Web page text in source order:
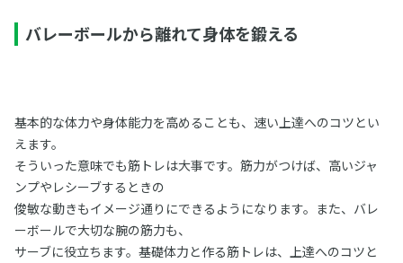
バレーボールから離れて身体を鍛える
基本的な体力や身体能力を高めることも、速い上達へのコツとい
えます。
そういった意味でも筋トレは大事です。筋力がつけば、高いジャ
ンプやレシーブするときの
俊敏な動きもイメージ通りにできるようになります。また、バレ
ーボールで大切な腕の筋力も、
サーブに役立ちます。基礎体力と作る筋トレは、上達へのコツと